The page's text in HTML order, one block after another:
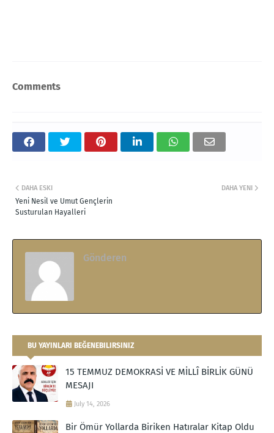
Comments
DAHA YENI
DAHA ESKI
Yeni Nesil ve Umut Gençlerin
Susturulan Hayalleri
Gönderen
BU YAYINLARI BEĞENEBILIRSINIZ
15 TEMMUZ DEMOKRASİ VE MİLLÎ BİRLİK GÜNÜ
MESAJI
July 14, 2026
Bir Ömür Yollarda Biriken Hatıralar Kitap Oldu